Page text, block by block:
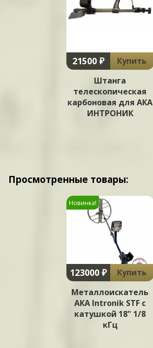
21500 ₽
Купить
Штанга
телескопическая
карбоновая для АКА
ИНТРОНИК
Просмотренные товары:
Новинка!
123000 ₽
Купить
Металлоискатель
АКА Intronik STF c
катушкой 18" 1/8
кГц